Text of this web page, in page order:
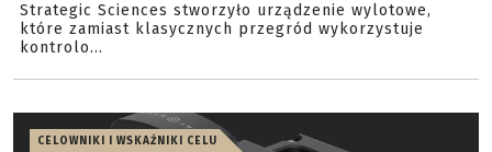
Strategic Sciences stworzyło urządzenie wylotowe,
które zamiast klasycznych przegród wykorzystuje
kontrolo...
CELOWNIKI I WSKAŹNIKI CELU